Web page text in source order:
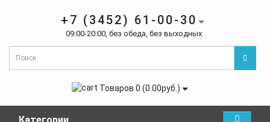
+7 (3452) 61-00-30
09:00-20:00, без обеда, без выходных
Товаров 0 (0.00руб.)